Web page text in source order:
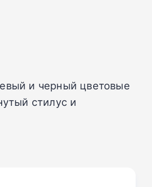
и черный цветовые
стилус и